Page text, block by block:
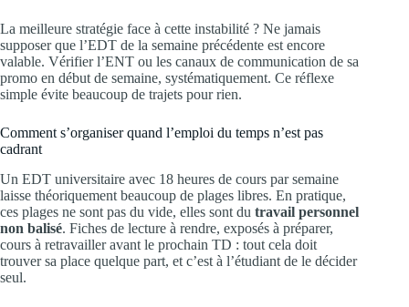
La meilleure stratégie face à cette instabilité ? Ne jamais
supposer que l’EDT de la semaine précédente est encore
valable. Vérifier l’ENT ou les canaux de communication de sa
promo en début de semaine, systématiquement. Ce réflexe
simple évite beaucoup de trajets pour rien.
Comment s’organiser quand l’emploi du temps n’est pas
cadrant
Un EDT universitaire avec 18 heures de cours par semaine
laisse théoriquement beaucoup de plages libres. En pratique,
ces plages ne sont pas du vide, elles sont du travail personnel
non balisé. Fiches de lecture à rendre, exposés à préparer,
cours à retravailler avant le prochain TD : tout cela doit
trouver sa place quelque part, et c’est à l’étudiant de le décider
seul.